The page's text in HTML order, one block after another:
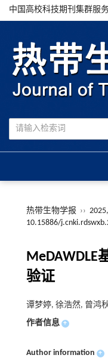
中国高校科技期刊集群服
热带生物学报 ››
10.15886/
验证
谭梦婷, 徐浩然, 曾鸿
作者信息 +
Author information +